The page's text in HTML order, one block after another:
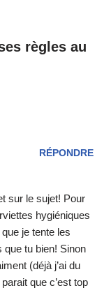
règles au
RÉPONDRE
sur le sujet! Pour
hygiéniques
je tente les
que tu bien! Sinon
(déjà j’ai du
que c’est top